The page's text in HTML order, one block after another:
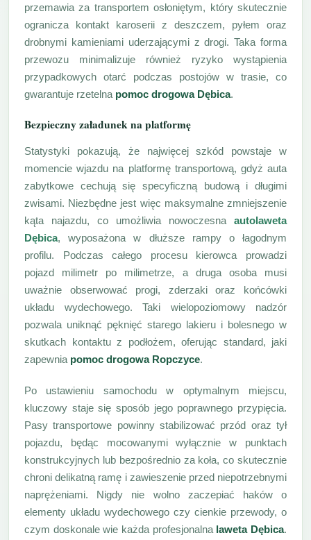
przemawia za transportem osłoniętym, który skutecznie
ogranicza kontakt karoserii z deszczem, pyłem oraz
drobnymi kamieniami uderzającymi z drogi. Taka forma
przewozu minimalizuje również ryzyko wystąpienia
przypadkowych otarć podczas postojów w trasie, co
gwarantuje rzetelna pomoc drogowa Dębica.
Bezpieczny załadunek na platformę
Statystyki pokazują, że najwięcej szkód powstaje w
momencie wjazdu na platformę transportową, gdyż auta
zabytkowe cechują się specyficzną budową i długimi
zwisami. Niezbędne jest więc maksymalne zmniejszenie
kąta najazdu, co umożliwia nowoczesna autolaweta
Dębica, wyposażona w dłuższe rampy o łagodnym
profilu. Podczas całego procesu kierowca prowadzi
pojazd milimetr po milimetrze, a druga osoba musi
uważnie obserwować progi, zderzaki oraz końcówki
układu wydechowego. Taki wielopoziomowy nadzór
pozwala uniknąć pęknięć starego lakieru i bolesnego w
skutkach kontaktu z podłożem, oferując standard, jaki
zapewnia pomoc drogowa Ropczyce.
Po ustawieniu samochodu w optymalnym miejscu,
kluczowy staje się sposób jego poprawnego przypięcia.
Pasy transportowe powinny stabilizować przód oraz tył
pojazdu, będąc mocowanymi wyłącznie w punktach
konstrukcyjnych lub bezpośrednio za koła, co skutecznie
chroni delikatną ramę i zawieszenie przed niepotrzebnymi
naprężeniami. Nigdy nie wolno zaczepiać haków o
elementy układu wydechowego czy cienkie przewody, o
czym doskonale wie każda profesjonalna laweta Dębica.